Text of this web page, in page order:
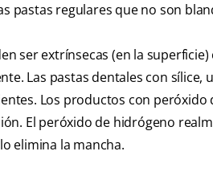
pastas regulares que no son
ser extrínsecas (en la
Las pastas dentales con
Los productos con
El peróxido de hidrógeno
elimina la mancha.